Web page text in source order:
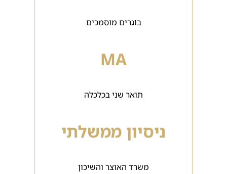
בוגרים מוסמכים
MA
תואר שני בכלכלה
ניסיון ממשלתי
משרד האוצר והשיכון